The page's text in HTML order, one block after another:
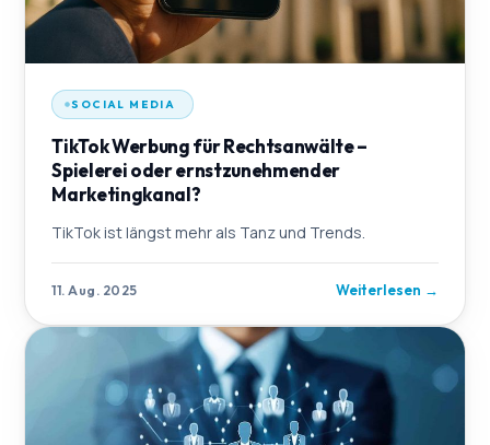
SOCIAL MEDIA
TikTok Werbung für Rechtsanwälte –
Spielerei oder ernstzunehmender
Marketingkanal?
TikTok ist längst mehr als Tanz und Trends.
11. Aug. 2025 Weiterlesen →